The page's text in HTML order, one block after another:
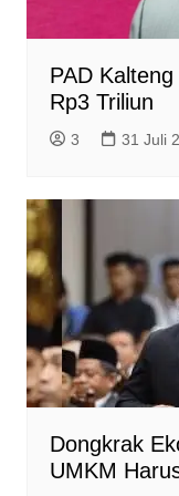
PAD
Rp3 Triliun
3 31 Juli
Dongkrak
UMKM